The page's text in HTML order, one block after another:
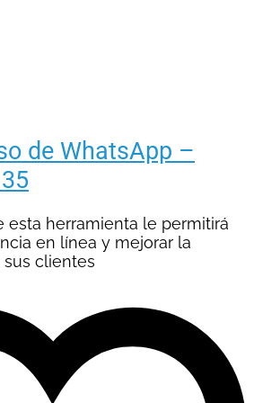
de WhatsApp –
esta herramienta le permitirá
en línea y mejorar la
clientes